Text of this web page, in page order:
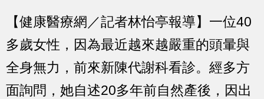
【健康醫療網／記者林怡亭報導】一位40
多歲女性，因為最近越來越嚴重的頭暈與
全身無力，前來新陳代謝科看診。經多方
面詢問，她自述20多年前自然產後，因出